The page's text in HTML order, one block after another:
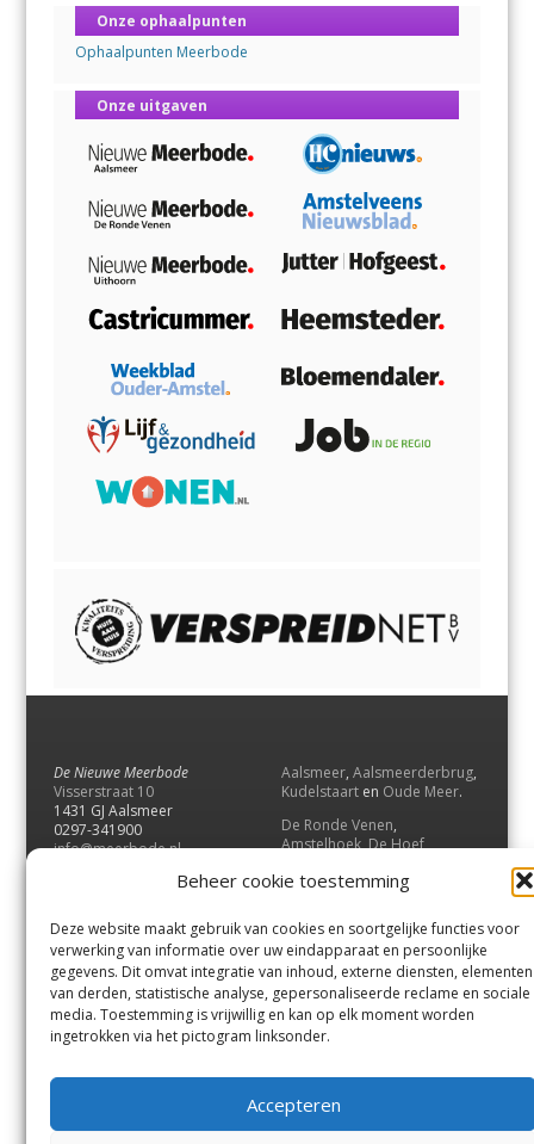
Beheer cookie toestemming
Deze website maakt gebruik van cookies en soortgelijke functies voor
verwerking van informatie over uw eindapparaat en persoonlijke
gegevens. Dit omvat integratie van inhoud, externe diensten, elementen
van derden, statistische analyse, gepersonaliseerde reclame en sociale
media. Toestemming is vrijwillig en kan op elk moment worden
ingetrokken via het pictogram linksonder.
Accepteren
Onze ophaalpunten
Ophaalpunten Meerbode
Onze uitgaven
De Nieuwe Meerbode
Visserstraat 10
1431 GJ Aalsmeer
0297-341900
info@meerbode.nl
Aalsmeer, Aalsmeerderbrug,
Kudelstaart en Oude Meer.
De Ronde Venen,
Amstelhoek,De Hoef,
Vrouwenakker,Waverveen
UithoornenDe Kwakel.
Contact
Andere uitgaven
Bezorgklacht
Vacatures
Voorwaarden
Privacyverklaring